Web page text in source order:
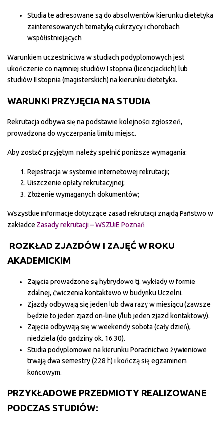
Studia te adresowane są do absolwentów kierunku dietetyka
zainteresowanych tematyką cukrzycy i chorobach
współistniejących
Warunkiem uczestnictwa w studiach podyplomowych jest
ukończenie co najmniej studiów I stopnia (licencjackich) lub
studiów II stopnia (magisterskich) na kierunku dietetyka.
WARUNKI PRZYJĘCIA NA STUDIA
Rekrutacja odbywa się na podstawie kolejności zgłoszeń,
prowadzona do wyczerpania limitu miejsc.
Aby zostać przyjętym, należy spełnić poniższe wymagania:
Rejestracja w systemie internetowej rekrutacji;
Uiszczenie opłaty rekrutacyjnej;
Złożenie wymaganych dokumentów;
Wszystkie informacje dotyczące zasad rekrutacji znajdą Państwo w
zakładce Zasady rekrutacji – WSZUiE Poznań
ROZKŁAD ZJAZDÓW I ZAJĘĆ W ROKU
AKADEMICKIM
Zajęcia prowadzone są hybrydowo tj. wykłady w formie
zdalnej, ćwiczenia kontaktowo w budynku Uczelni.
Zjazdy odbywają się jeden lub dwa razy w miesiącu (zawsze
będzie to jeden zjazd on-line i/lub jeden zjazd kontaktowy).
Zajęcia odbywają się w weekendy sobota (cały dzień),
niedziela (do godziny ok. 16.30).
Studia podyplomowe na kierunku Poradnictwo żywieniowe
trwają dwa semestry (228 h) i kończą się egzaminem
końcowym.
PRZYKŁADOWE PRZEDMIOTY REALIZOWANE
PODCZAS STUDIÓW: